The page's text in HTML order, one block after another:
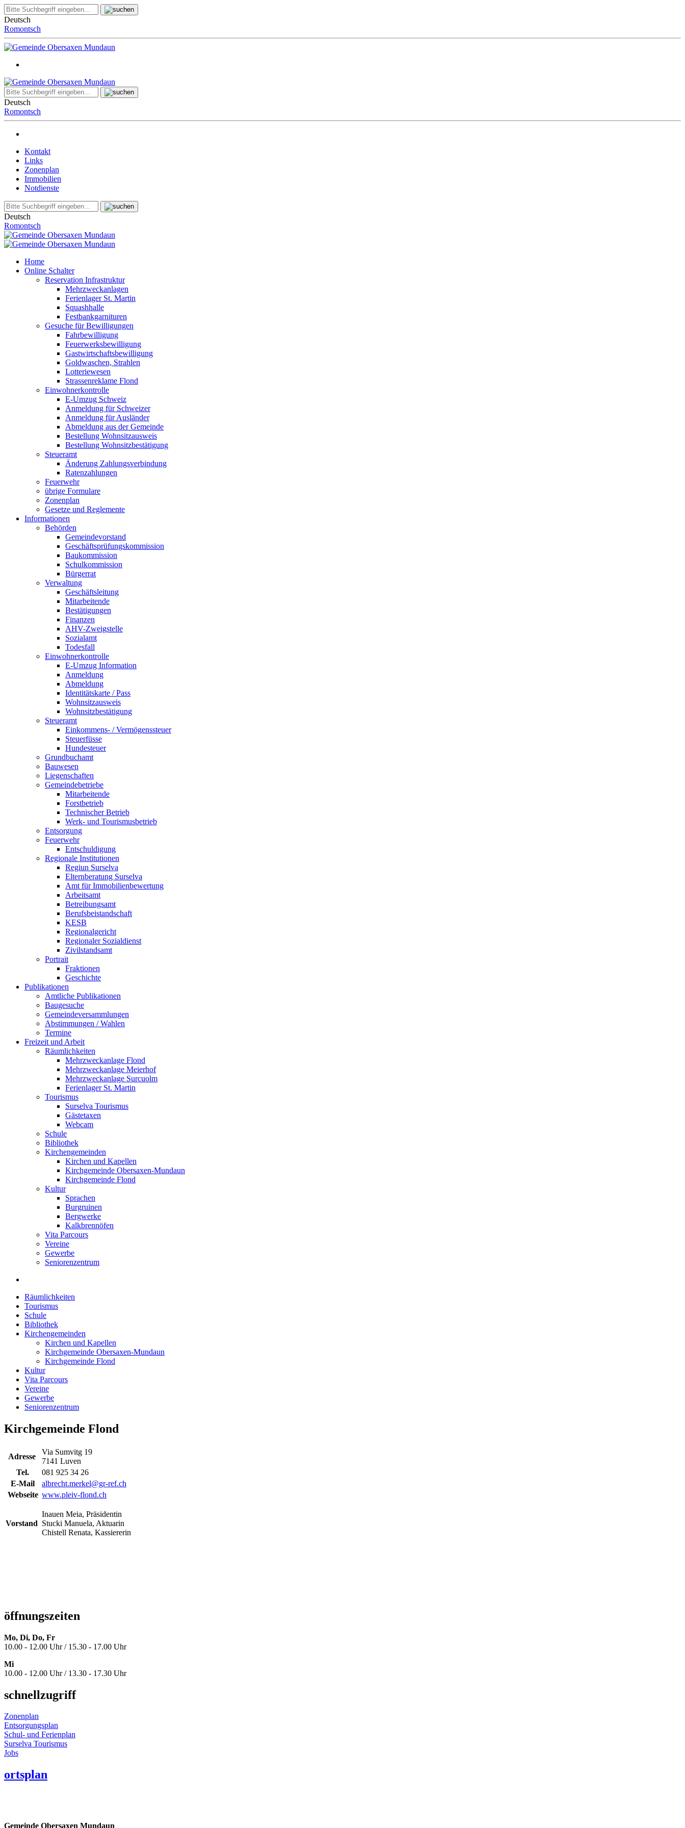
Deutsch
Romontsch
Deutsch
Romontsch
Kontakt
Links
Zonenplan
Immobilien
Notdienste
Deutsch
Romontsch
Home
Online Schalter
Reservation Infrastruktur
Mehrzweckanlagen
Ferienlager St. Martin
Squashhalle
Festbankgarnituren
Gesuche für Bewilligungen
Fahrbewilligung
Feuerwerksbewilligung
Gastwirtschaftsbewilligung
Goldwaschen, Strahlen
Lotteriewesen
Strassenreklame Flond
Einwohnerkontrolle
E-Umzug Schweiz
Anmeldung für Schweizer
Anmeldung für Ausländer
Abmeldung aus der Gemeinde
Bestellung Wohnsitzausweis
Bestellung Wohnsitzbestätigung
Steueramt
Änderung Zahlungsverbindung
Ratenzahlungen
Feuerwehr
übrige Formulare
Zonenplan
Gesetze und Reglemente
Informationen
Behörden
Gemeindevorstand
Geschäftsprüfungskommission
Baukommission
Schulkommission
Bürgerrat
Verwaltung
Geschäftsleitung
Mitarbeitende
Bestätigungen
Finanzen
AHV-Zweigstelle
Sozialamt
Todesfall
Einwohnerkontrolle
E-Umzug Information
Anmeldung
Abmeldung
Identitätskarte / Pass
Wohnsitzausweis
Wohnsitzbestätigung
Steueramt
Einkommens- / Vermögenssteuer
Steuerfüsse
Hundesteuer
Grundbuchamt
Bauwesen
Liegenschaften
Gemeindebetriebe
Mitarbeitende
Forstbetrieb
Technischer Betrieb
Werk- und Tourismusbetrieb
Entsorgung
Feuerwehr
Entschuldigung
Regionale Institutionen
Regiun Surselva
Elternberatung Surselva
Amt für Immobilienbewertung
Arbeitsamt
Betreibungsamt
Berufsbeistandschaft
KESB
Regionalgericht
Regionaler Sozialdienst
Zivilstandsamt
Portrait
Fraktionen
Geschichte
Publikationen
Amtliche Publikationen
Baugesuche
Gemeindeversammlungen
Abstimmungen / Wahlen
Termine
Freizeit und Arbeit
Räumlichkeiten
Mehrzweckanlage Flond
Mehrzweckanlage Meierhof
Mehrzweckanlage Surcuolm
Ferienlager St. Martin
Tourismus
Surselva Tourismus
Gästetaxen
Webcam
Schule
Bibliothek
Kirchengemeinden
Kirchen und Kapellen
Kirchgemeinde Obersaxen-Mundaun
Kirchgemeinde Flond
Kultur
Sprachen
Burgruinen
Bergwerke
Kalkbrennöfen
Vita Parcours
Vereine
Gewerbe
Seniorenzentrum
Räumlichkeiten
Tourismus
Schule
Bibliothek
Kirchengemeinden
Kirchen und Kapellen
Kirchgemeinde Obersaxen-Mundaun
Kirchgemeinde Flond
Kultur
Vita Parcours
Vereine
Gewerbe
Seniorenzentrum
Kirchgemeinde Flond
Adresse
Via Sumvitg 19
7141 Luven
Tel.
081 925 34 26
E-Mail
albrecht.merkel@gr-ref.ch
Webseite www.pleiv-flond.ch
Vorstand
Inauen Meia, Präsidentin
Stucki Manuela, Aktuarin
Chistell Renata, Kassiererin
öffnungszeiten
Mo, Di, Do, Fr
10.00 - 12.00 Uhr / 15.30 - 17.00 Uhr
Mi
10.00 - 12.00 Uhr / 13.30 - 17.30 Uhr
schnellzugriff
Zonenplan
Entsorgungsplan
Schul- und Ferienplan
Surselva Tourismus
Jobs
ortsplan
Gemeinde Obersaxen Mundaun